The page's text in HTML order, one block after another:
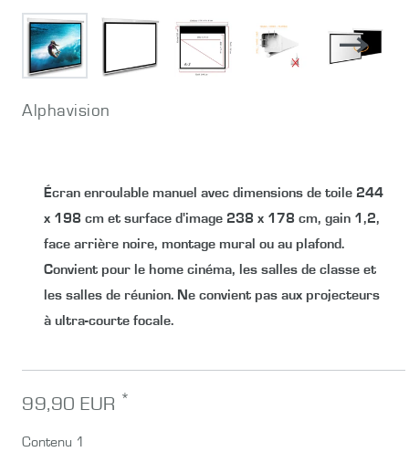
Alphavision
Écran enroulable manuel avec dimensions de toile 244
x 198 cm et surface d'image 238 x 178 cm, gain 1,2,
face arrière noire, montage mural ou au plafond.
Convient pour le home cinéma, les salles de classe et
les salles de réunion. Ne convient pas aux projecteurs
à ultra-courte focale.
99,90 EUR *
Contenu 1